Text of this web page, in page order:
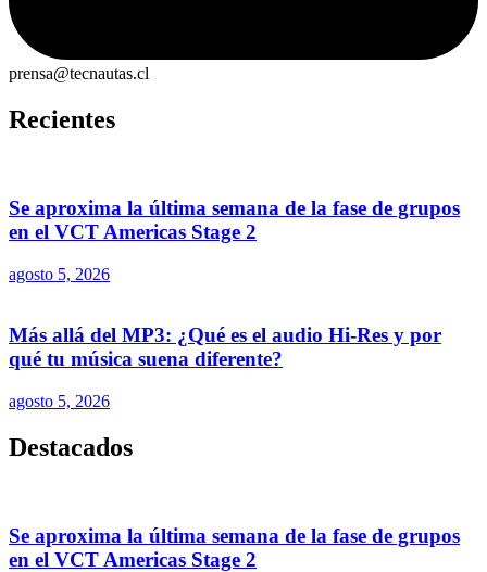
prensa@tecnautas.cl
Recientes
Se aproxima la última semana de la fase de grupos
en el VCT Americas Stage 2
agosto 5, 2026
Más allá del MP3: ¿Qué es el audio Hi-Res y por
qué tu música suena diferente?
agosto 5, 2026
Destacados
Se aproxima la última semana de la fase de grupos
en el VCT Americas Stage 2